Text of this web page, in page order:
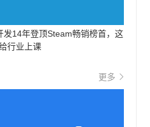
发14年登顶Steam畅销榜首，这
行业上课
更多